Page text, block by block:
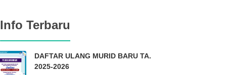
Info Terbaru
DAFTAR ULANG MURID BARU TA.
2025-2026